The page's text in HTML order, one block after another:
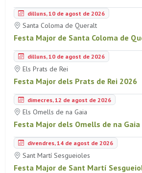
dilluns, 10 de agost de 2026
Santa Coloma de Queralt
Festa Major de Santa Coloma de
dilluns, 10 de agost de 2026
Els Prats de Rei
Festa Major dels Prats de Rei 2026
dimecres, 12 de agost de 2026
Els Omells de na Gaia
Festa Major dels Omells de na Gaia
divendres, 14 de agost de 2026
Sant Martí Sesgueioles
Festa Major de Sant Martí